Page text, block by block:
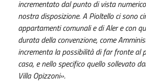
incrementato dal punto di vista
nostra disposizione. A Pioltello ci sono
appartamenti comunali e di Aler e con
durata della convenzione, come
incrementa la possibilità di far fronte al
casa, e nello specifico quello sollevato
Villa Opizzoni».